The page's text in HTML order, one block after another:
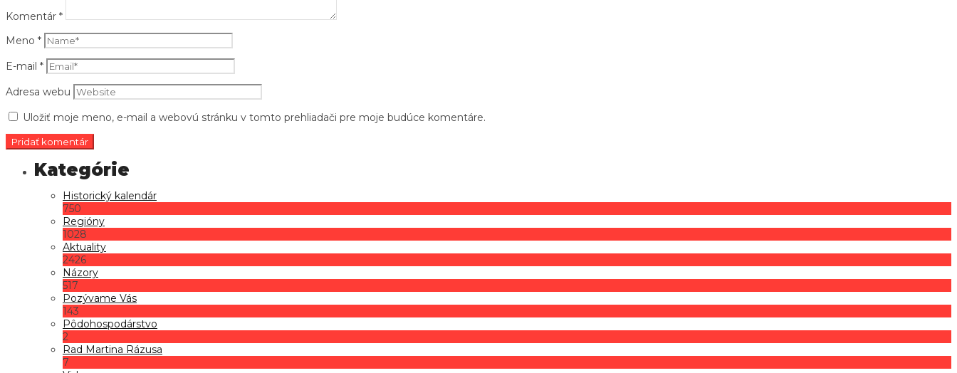
Komentár *
Meno *
E-mail *
Adresa webu
Uložiť moje meno, e-mail a webovú stránku v tomto prehliadači pre moje budúce komentáre.
Historický kalendár
750
Regióny
1028
Aktuality
2426
Názory
517
Pozývame Vás
143
Pôdohospodárstvo
2
Rad Martina Rázusa
7